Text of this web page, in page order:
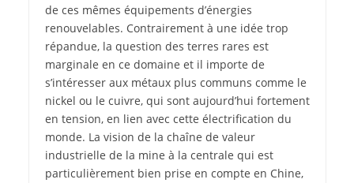
de ces mêmes équipements d’énergies
renouvelables. Contrairement à une idée trop
répandue, la question des terres rares est
marginale en ce domaine et il importe de
s’intéresser aux métaux plus communs comme le
nickel ou le cuivre, qui sont aujourd’hui fortement
en tension, en lien avec cette électrification du
monde. La vision de la chaîne de valeur
industrielle de la mine à la centrale qui est
particulièrement bien prise en compte en Chine,